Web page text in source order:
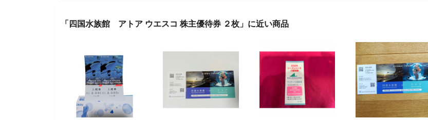
「四国水族館 アトア ウエスコ 株主優待券 ２枚」に近い商品